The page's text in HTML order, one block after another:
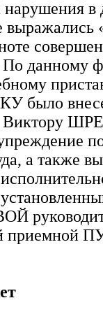
в
выражались
данному
было
Виктору
а также
приемной